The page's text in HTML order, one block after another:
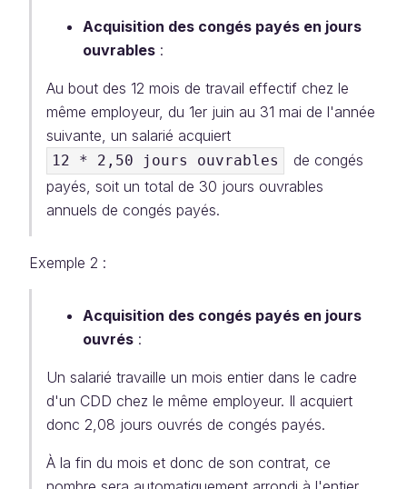
Acquisition des congés payés en jours
ouvrables :
Au bout des 12 mois de travail effectif chez le
même employeur, du 1er juin au 31 mai de l'année
suivante, un salarié acquiert
12 * 2,50 jours ouvrables
de congés
payés, soit un total de 30 jours ouvrables
annuels de congés payés.
Exemple 2 :
Acquisition des congés payés en jours
ouvrés :
Un salarié travaille un mois entier dans le cadre
d'un CDD chez le même employeur. Il acquiert
donc 2,08 jours ouvrés de congés payés.
À la fin du mois et donc de son contrat, ce